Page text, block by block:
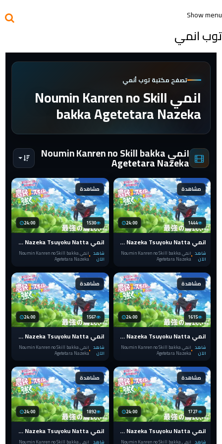
Show menu
توب انمي
تصفح مكتبة توب أنمي
انمي Noumin Kanren no Skill
bakka Agetetara Nazeka
انمي Noumin Kanren no Skill bakka
Agetetara Nazeka
مشاهدة
24:00 1444
انمي Noumin Kanren no Skill bakka Agetetara Nazeka Tsuyoku Natta الحلقة 8 مترجم
شاهد
الآن
انمي Noumin Kanren no Skill bakka
Agetetara Nazeka
مشاهدة
24:00 1530
انمي Noumin Kanren no Skill bakka Agetetara Nazeka Tsuyoku Natta الحلقة 7 مترجم
شاهد
الآن
انمي Noumin Kanren no Skill bakka
Agetetara Nazeka
مشاهدة
24:00 1615
انمي Noumin Kanren no Skill bakka Agetetara Nazeka Tsuyoku Natta الحلقة 6 مترجم
شاهد
الآن
انمي Noumin Kanren no Skill bakka
Agetetara Nazeka
مشاهدة
24:00 1567
انمي Noumin Kanren no Skill bakka Agetetara Nazeka Tsuyoku Natta الحلقة 5 مترجم
شاهد
الآن
انمي Noumin Kanren no Skill bakka
Agetetara Nazeka
مشاهدة
24:00 1727
انمي Noumin Kanren no Skill bakka Agetetara Nazeka Tsuyoku Natta الحلقة 4 مترجم
شاهد انمي Noumin Kanren no Skill bakka
مشاهدة
24:00 1892
انمي Noumin Kanren no Skill bakka Agetetara Nazeka Tsuyoku Natta الحلقة 3 مترجم
شاهد انمي Noumin Kanren no Skill bakka